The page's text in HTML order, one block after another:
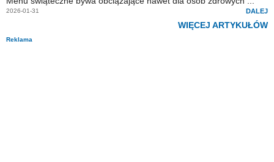
2026-01-31 DALEJ
WIĘCEJ ARTYKUŁÓW
Reklama